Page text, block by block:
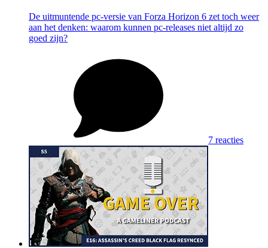
De uitmuntende pc-versie van Forza Horizon 6 zet toch weer
aan het denken: waarom kunnen pc-releases niet altijd zo
goed zijn?
7 reacties